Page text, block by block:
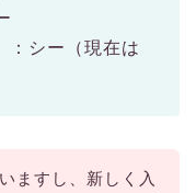
シー（現在は
ますし、新しく入